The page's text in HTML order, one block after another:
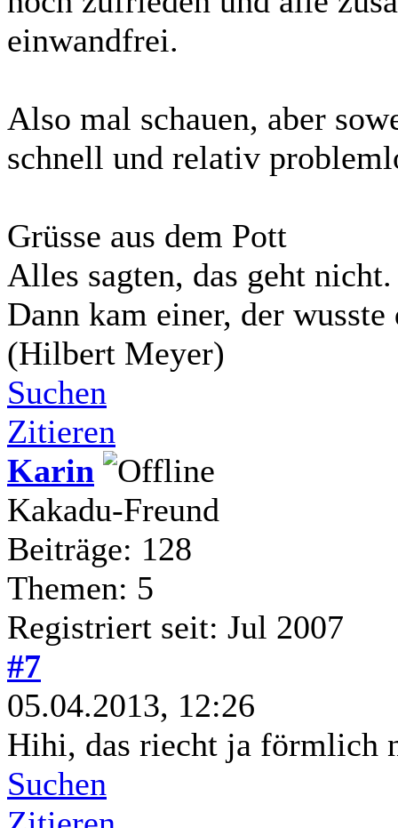
einwandfrei.
Also mal schauen, aber
schnell und relativ
Grüsse aus dem Pott
Alles sagten, das geht nicht.
Dann kam einer, der
(Hilbert Meyer)
Suchen
Zitieren
Karin
Kakadu-Freund
Beiträge: 128
Themen: 5
Registriert seit: Jul 2007
#7
05.04.2013, 12:26
Hihi, das riecht ja förmlich
Suchen